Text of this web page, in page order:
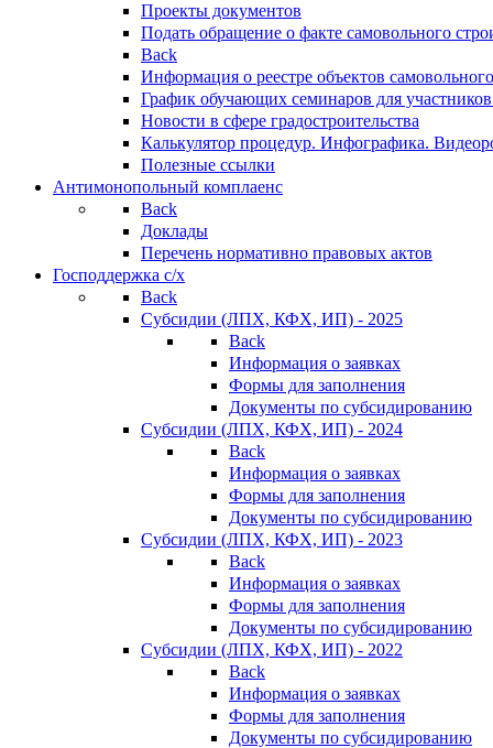
Проекты документов
Подать обращение о факте самовольного
Back
Информация о реестре объектов
График обучающих семинаров для участников
Новости в сфере градостроительства
Калькулятор процедур. Инфографика.
Полезные ссылки
Антимонопольный комплаенс
Back
Доклады
Перечень нормативно правовых актов
Господдержка с/х
Back
Субсидии (ЛПХ, КФХ, ИП) - 2025
Back
Информация о заявках
Формы для заполнения
Документы по субсидированию
Субсидии (ЛПХ, КФХ, ИП) - 2024
Back
Информация о заявках
Формы для заполнения
Документы по субсидированию
Субсидии (ЛПХ, КФХ, ИП) - 2023
Back
Информация о заявках
Формы для заполнения
Документы по субсидированию
Субсидии (ЛПХ, КФХ, ИП) - 2022
Back
Информация о заявках
Формы для заполнения
Документы по субсидированию